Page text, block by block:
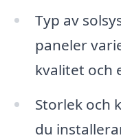
Typ av
paneler
kvalitet och
Storlek och
du